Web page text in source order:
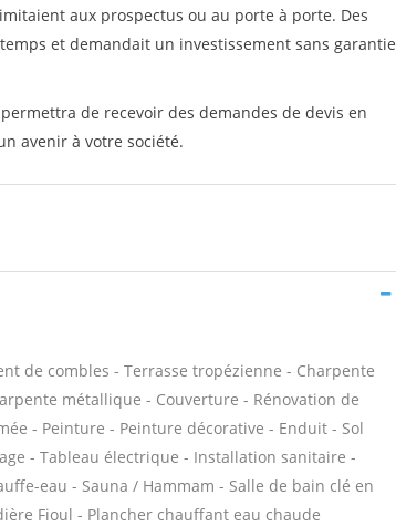
aux prospectus ou au porte à porte. Des
et demandait un investissement sans garantie
de recevoir des demandes de devis en
avenir à votre société.
de combles - Terrasse tropézienne - Charpente
métallique - Couverture - Rénovation de
- Peinture - Peinture décorative - Enduit - Sol
- Tableau électrique - Installation sanitaire -
eau - Sauna / Hammam - Salle de bain clé en
Fioul - Plancher chauffant eau chaude